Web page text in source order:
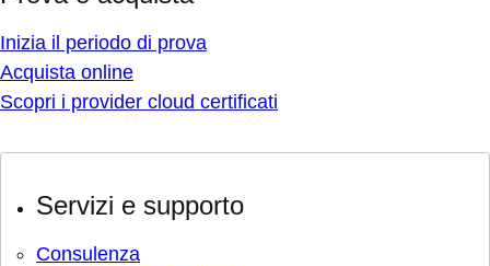
Inizia il periodo di prova
Acquista online
Scopri i provider cloud certificati
Servizi e supporto
Consulenza